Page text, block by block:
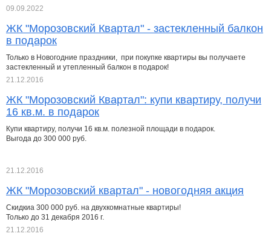
09.09.2022
ЖК "Морозовский Квартал" - застекленный балкон
в подарок
Только в Новогодние праздники, при покупке квартиры вы получаете
застекленный и утепленный балкон в подарок!
21.12.2016
ЖК "Морозовский Квартал": купи квартиру, получи
16 кв.м. в подарок
Купи квартиру, получи 16 кв.м. полезной площади в подарок.
Выгода до 300 000 руб.
21.12.2016
ЖК "Морозовский квартал" - новогодняя акция
Скидкиа 300 000 руб. на двухкомнатные квартиры!
Только до 31 декабря 2016 г.
21.12.2016